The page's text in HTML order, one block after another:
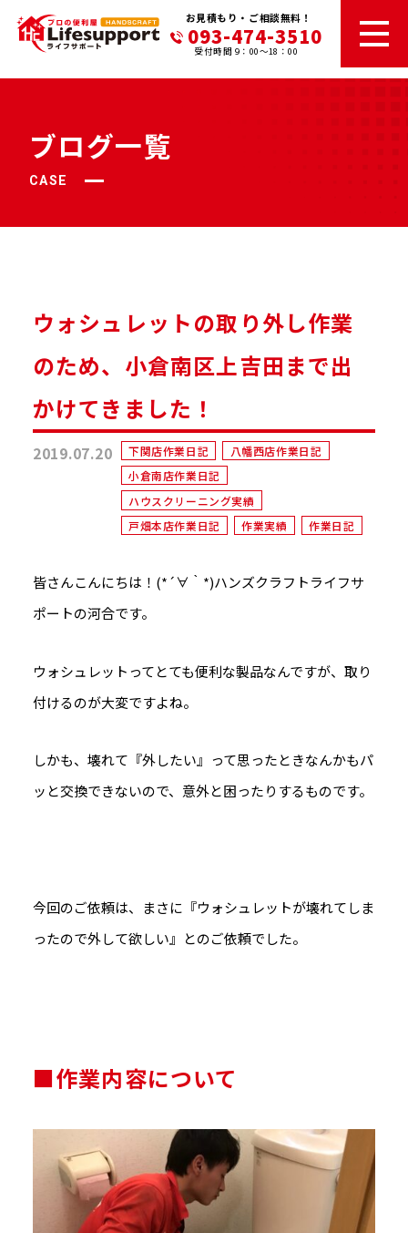
お見積もり・ご相談無料！
093-474-3510
受付時間 9：00～18：00
ブログ一覧
CASE
ウォシュレットの取り外し作業
のため、小倉南区上吉田まで出
かけてきました！
2019.07.20 下関店作業日記
八幡西店作業日記
小倉南店作業日記
ハウスクリーニング実績
戸畑本店作業日記
作業実績 作業日記
皆さんこんにちは！(*´∀｀*)ハンズクラフトライフサ
ポートの河合です。
ウォシュレットってとても便利な製品なんですが、取り
付けるのが大変ですよね。
しかも、壊れて『外したい』って思ったときなんかもパ
ッと交換できないので、意外と困ったりするものです。
今回のご依頼は、まさに『ウォシュレットが壊れてしま
ったので外して欲しい』とのご依頼でした。
■作業内容について